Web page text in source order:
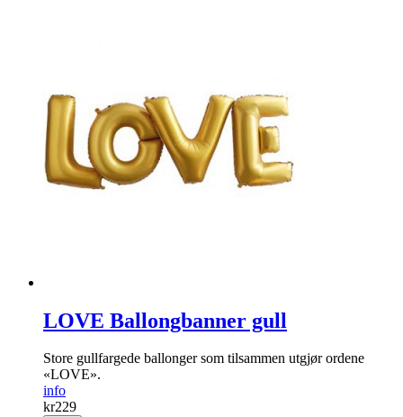
LOVE Ballongbanner gull
Store gullfargede ballonger som tilsammen utgjør ordene
«LOVE».
info
kr229